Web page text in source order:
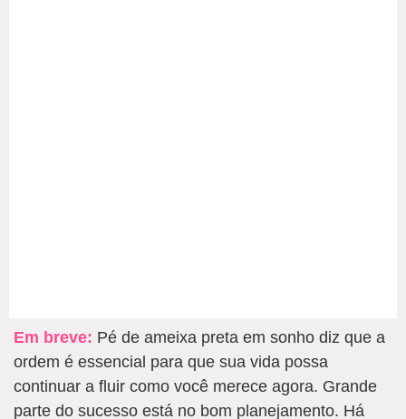
Em breve: Pé de ameixa preta em sonho diz que a
ordem é essencial para que sua vida possa
continuar a fluir como você merece agora. Grande
parte do sucesso está no bom planejamento. Há